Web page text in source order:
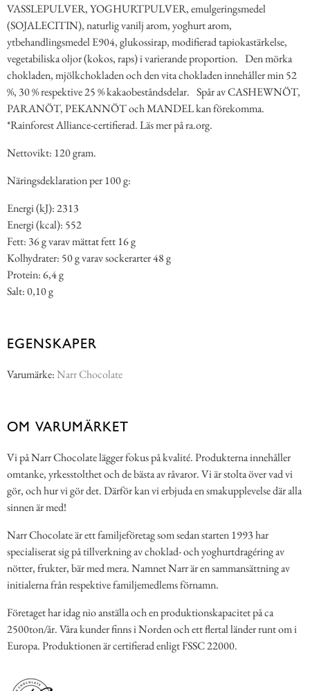
VASSLEPULVER, YOGHURTPULVER, emulgeringsmedel
(SOJALECITIN), naturlig vanilj arom, yoghurt arom,
ytbehandlingsmedel E904, glukossirap, modifierad tapiokastärkelse,
vegetabiliska oljor (kokos, raps) i varierande proportion. Den mörka
chokladen, mjölkchokladen och den vita chokladen innehåller min 52
%, 30 % respektive 25 % kakaobeståndsdelar. Spår av CASHEWNÖT,
PARANÖT, PEKANNÖT och MANDEL kan förekomma.
*Rainforest Alliance-certifierad. Läs mer på ra.org.
Nettovikt: 120 gram.
Näringsdeklaration per 100 g:
Energi (kJ): 2313
Energi (kcal): 552
Fett: 36 g varav mättat fett 16 g
Kolhydrater: 50 g varav sockerarter 48 g
Protein: 6,4 g
Salt: 0,10 g
EGENSKAPER
Varumärke:Narr Chocolate
OM VARUMÄRKET
Vi på Narr Chocolate lägger fokus på kvalité. Produkterna innehåller
omtanke, yrkesstolthet och de bästa av råvaror. Vi är stolta över vad vi
gör, och hur vi gör det. Därför kan vi erbjuda en smakupplevelse där alla
sinnen är med!
Narr Chocolate är ett familjeföretag som sedan starten 1993 har
specialiserat sig på tillverkning av choklad- och yoghurtdragéring av
nötter, frukter, bär med mera. Namnet Narr är en sammansättning av
initialerna från respektive familjemedlems förnamn.
Företaget har idag nio anställa och en produktionskapacitet på ca
2500ton/år. Våra kunder finns i Norden och ett flertal länder runt om i
Europa. Produktionen är certifierad enligt FSSC 22000.